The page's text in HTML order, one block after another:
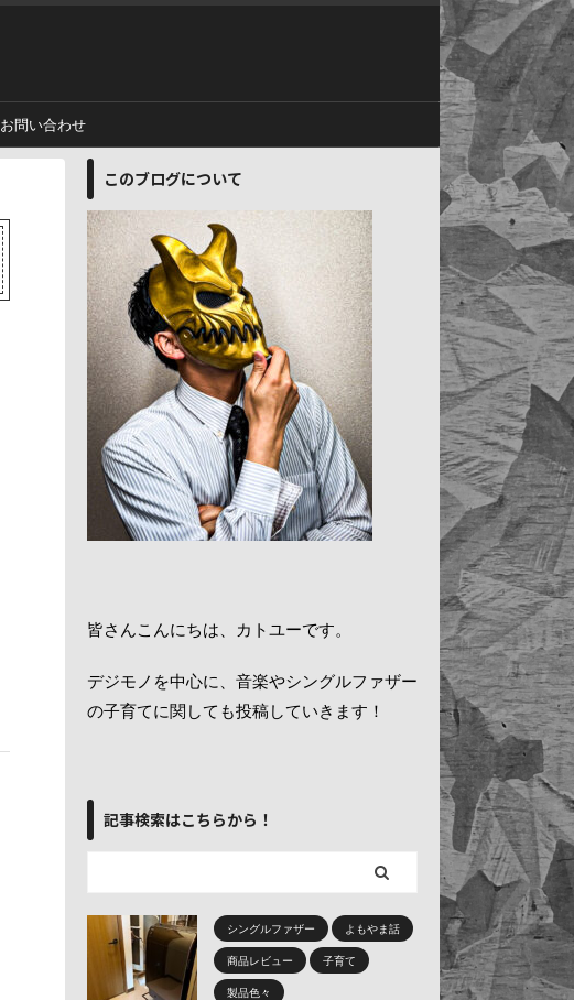
お問い合わせ
このブログについて
皆さんこんにちは、カトユーです。
デジモノを中心に、音楽やシングルファザー
の子育てに関しても投稿していきます！
記事検索はこちらから！
シングルファザー よもやま話
商品レビュー 子育て
製品色々